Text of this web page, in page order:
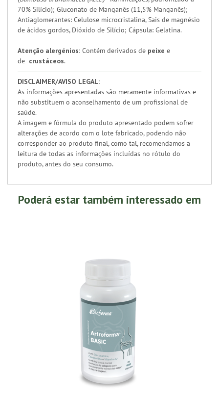
70% Silício); Gluconato de Manganês (11,5% Manganês);
Antiaglomerantes: Celulose microcristalina, Sais de magnésio
de ácidos gordos, Dióxido de Silício; Cápsula: Gelatina.
Atenção alergénios: Contém derivados de peixe e
de crustáceos.
DISCLAIMER/AVISO LEGAL:
As informações apresentadas são meramente informativas e
não substituem o aconselhamento de um profissional de
saúde.
A imagem e fórmula do produto apresentado podem sofrer
alterações de acordo com o lote fabricado, podendo não
corresponder ao produto final, como tal, recomendamos a
leitura de todas as informações incluídas no rótulo do
produto, antes do seu consumo.
Poderá estar também interessado em